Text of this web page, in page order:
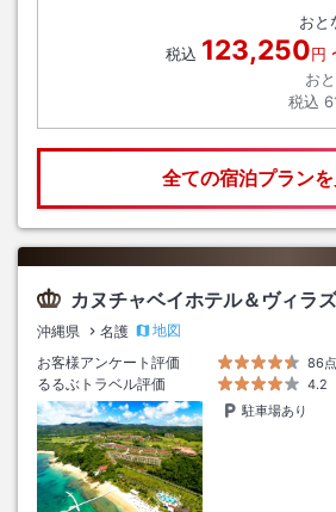
おと
税込 123,250円
お
税込
全ての宿泊プラン
カヌチャベイホテル＆ヴィラズ
沖縄県 名護
地図
お客様アンケート評価
86点
るるぶトラベル評価
4.2
駐車場あり